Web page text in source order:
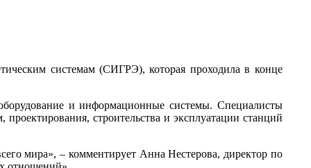
системам (СИГРЭ), которая проходила в конце
и информационные системы. Специалисты
строительства и эксплуатации станций
мира», – комментирует Анна Нестерова, директор по